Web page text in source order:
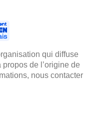
qui diffuse
de l’origine de
nous contacter